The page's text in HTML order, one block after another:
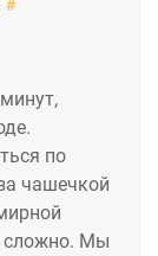
по
чашечкой
сложно. Мы